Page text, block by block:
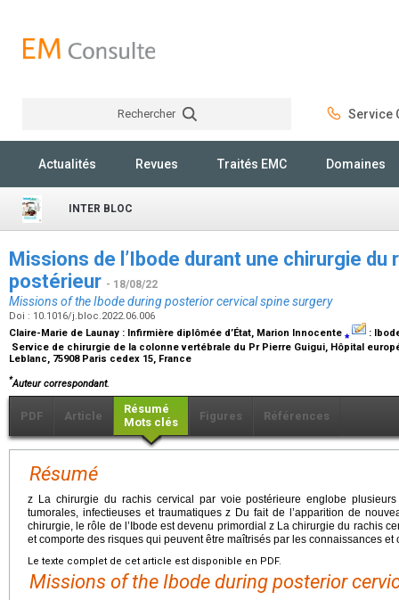
Rechercher Service
Actualités Revues Traités EMC Domaines
INTER BLOC
Missions de l’Ibode durant une chirurgie du
postérieur - 18/08/22
Missions of the Ibode during posterior cervical spine surgery
Doi : 10.1016/j.bloc.2022.06.006
Claire-Marie de Launay : Infirmière diplômée d’État, Marion Innocente ⁎ :
Service de chirurgie de la colonne vertébrale du Pr Pierre Guigui, Hôpital
Leblanc, 75908 Paris cedex 15, France
*Auteur correspondant.
PDF Article
Résumé
Mots clés
Figures Références
Résumé
z La chirurgie du rachis cervical par voie postérieure englobe
tumorales, infectieuses et traumatiques z Du fait de l’apparition de
chirurgie, le rôle de l’Ibode est devenu primordial z La chirurgie du rachis
et comporte des risques qui peuvent être maîtrisés par les connaissances et
Le texte complet de cet article est disponible en PDF.
Missions of the Ibode during posterior